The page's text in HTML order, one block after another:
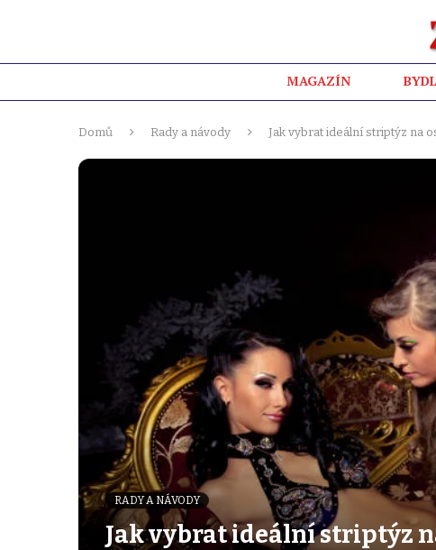
MAGAZÍN
Domů Rady a návody Jak vybrat ideální striptýz na
RADY A NÁVODY
Jak vybrat ideální striptýz